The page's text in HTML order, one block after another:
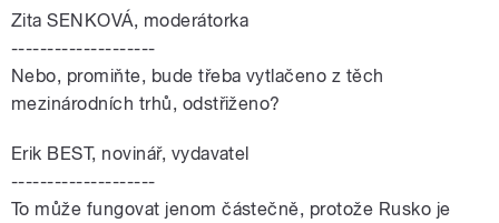
Zita SENKOVÁ, moderátorka
--------------------
Nebo, promiňte, bude třeba vytlačeno z těch
mezinárodních trhů, odstřiženo?
Erik BEST, novinář, vydavatel
--------------------
To může fungovat jenom částečně, protože Rusko je